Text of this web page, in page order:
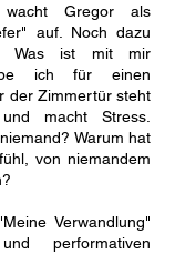
Gregor als
auf. Noch dazu
Was ist mit mir
ich für einen
der Zimmertür steht
macht Stress.
Warum hat
von niemandem
Verwandlung"
performativen